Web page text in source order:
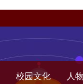
校园文化 人